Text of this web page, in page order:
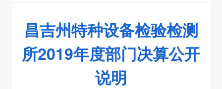
昌吉州特种设备检验检测
所2019年度部门决算公开
说明